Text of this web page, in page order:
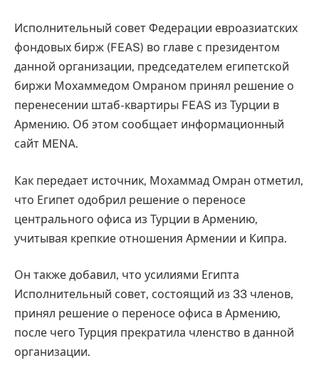
Исполнительный совет Федерации евроазиатских
фондовых бирж (FEAS) во главе с президентом
данной организации, председателем египетской
биржи Мохаммедом Омраном принял решение о
перенесении штаб-квартиры FEAS из Турции в
Армению. Об этом сообщает информационный
сайт MENA.
Как передает источник, Мохаммад Омран отметил,
что Египет одобрил решение о переносе
центрального офиса из Турции в Армению,
учитывая крепкие отношения Армении и Кипра.
Он также добавил, что усилиями Египта
Исполнительный совет, состоящий из 33 членов,
принял решение о переносе офиса в Армению,
после чего Турция прекратила членство в данной
организации.